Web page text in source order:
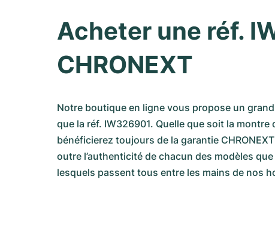
Acheter une réf.
CHRONEXT
Notre boutique en ligne vous propose un
que la réf. IW326901. Quelle que soit la
bénéficierez toujours de la garantie
outre l’authenticité de chacun des modèles
lesquels passent tous entre les mains de nos